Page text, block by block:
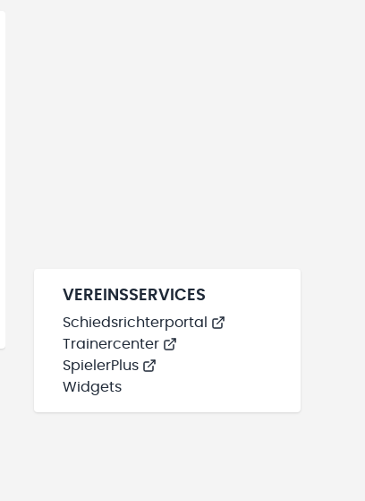
VEREINSSERVICES
Schiedsrichterportal
Trainercenter
SpielerPlus
Widgets